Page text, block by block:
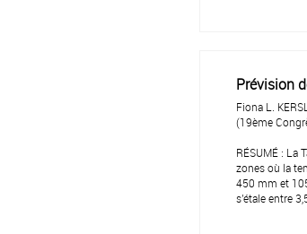
Prévision
Fiona L.
(19ème
RÉSUMÉ : La
zones où la
450 mm et
s'étale entre